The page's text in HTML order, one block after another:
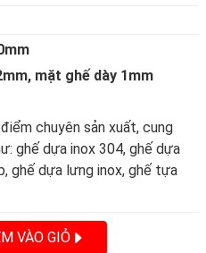
mặt ghế dày 1mm
chuyên sản xuất, cung
ghế dựa inox 304, ghế dựa
ghế dựa lưng inox, ghế tựa
VÀO GIỎ